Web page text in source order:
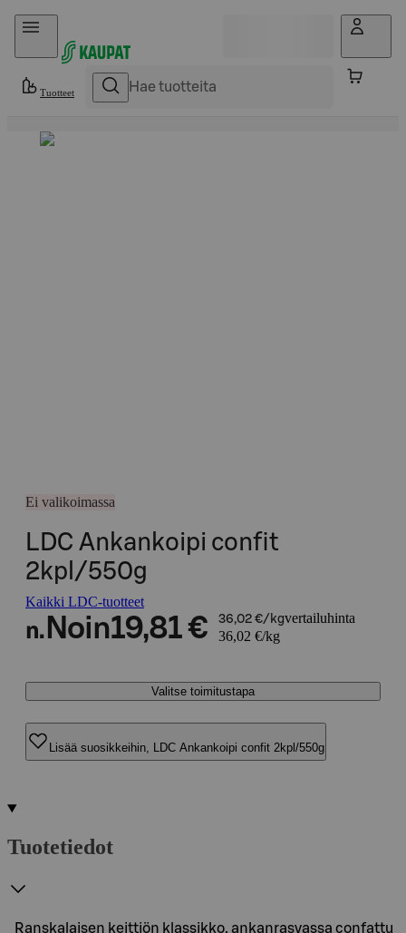
Hyppää sisältöön
Tuotteet
Ei valikoimassa
LDC Ankankoipi confit
2kpl/550g
Kaikki LDC-tuotteet
n. Noin19,81 € 36,02 €/kgvertailuhinta
36,02 €/kg
Valitse toimitustapa
Lisää suosikkeihin, LDC Ankankoipi confit 2kpl/550g
Tuotetiedot
Ranskalaisen keittiön klassikko, ankanrasvassa confattu